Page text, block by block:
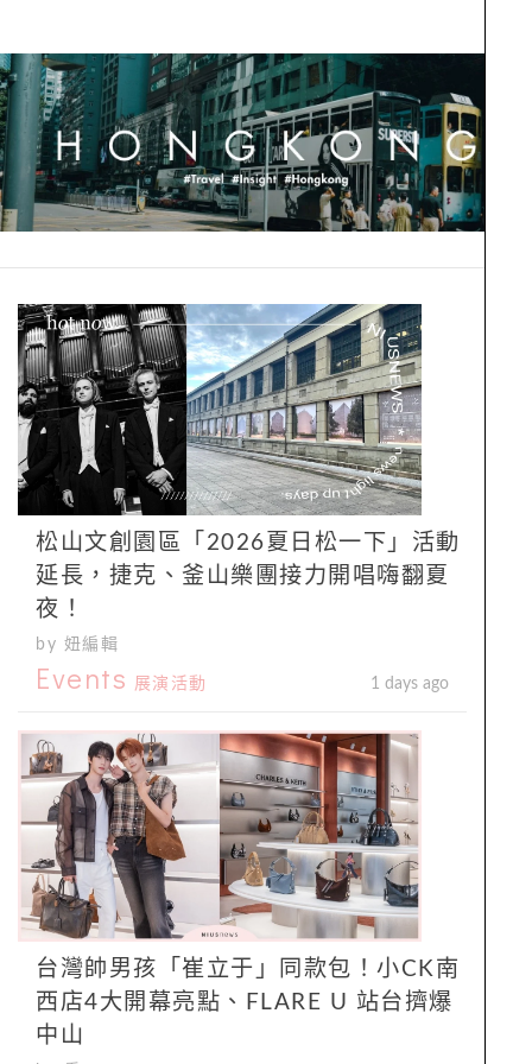
松山文創園區「2026夏日松一下」活動
延長，捷克、釜山樂團接力開唱嗨翻夏
夜！
by 妞編輯
Events 展演活動 1 days ago
台灣帥男孩「崔立于」同款包！小CK南
西店4大開幕亮點、FLARE U 站台擠爆
中山